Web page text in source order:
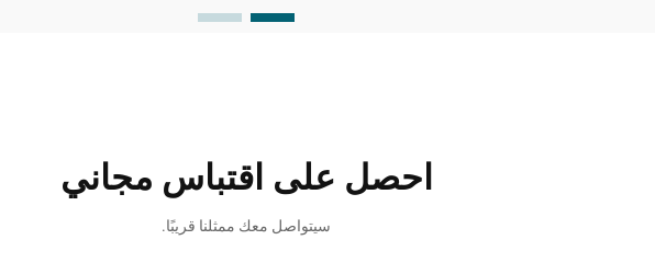
احصل على اقتباس مجاني
سيتواصل معك ممثلنا قريبًا.